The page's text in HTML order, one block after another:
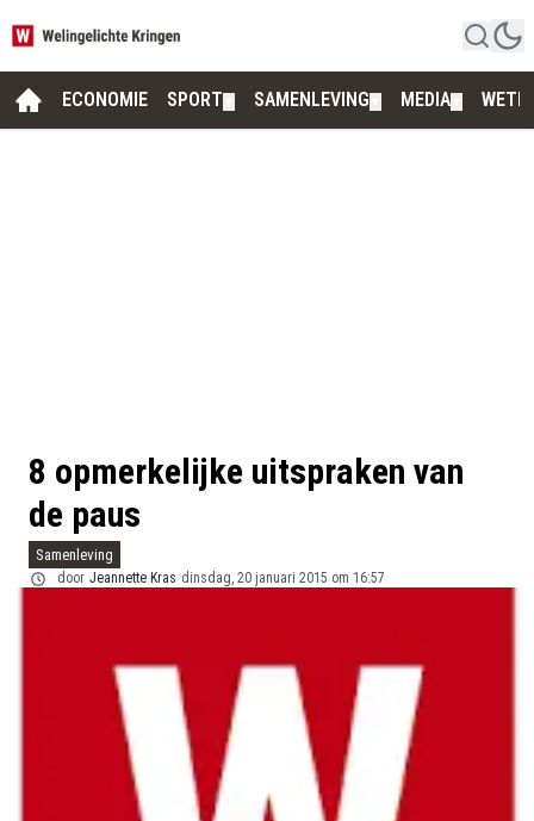
ECONOMIE SPORT SAMENLEVING MEDIA
8 opmerkelijke uitspraken van
de paus
Samenleving
door Jeannette Kras dinsdag, 20 januari 2015 om 16:57